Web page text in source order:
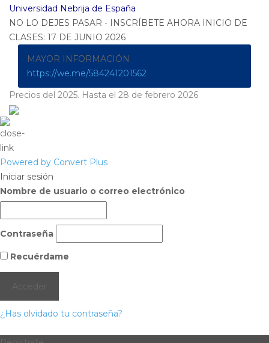
Universidad Nebrija de España
NO LO DEJES PASAR - INSCRÍBETE AHORA INICIO DE
CLASES: 17 DE JUNIO 2026
MAYOR INFORMACIÓN
https://we.me/584241201562
Precios del 2025. Hasta el 28 de febrero 2026
Powered by Convert Plus
Iniciar sesión
Nombre de usuario o correo electrónico
Contraseña
Recuérdame
¿Has olvidado tu contraseña?